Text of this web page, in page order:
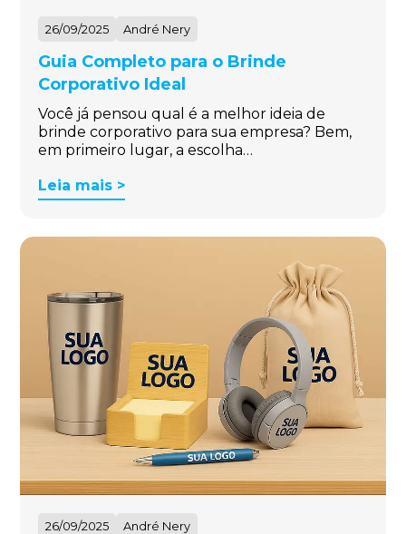
26/09/2025 André Nery
Guia Completo para o Brinde
Corporativo Ideal
Você já pensou qual é a melhor ideia de
brinde corporativo para sua empresa? Bem,
em primeiro lugar, a escolha…
Leia mais >
26/09/2025 André Nery